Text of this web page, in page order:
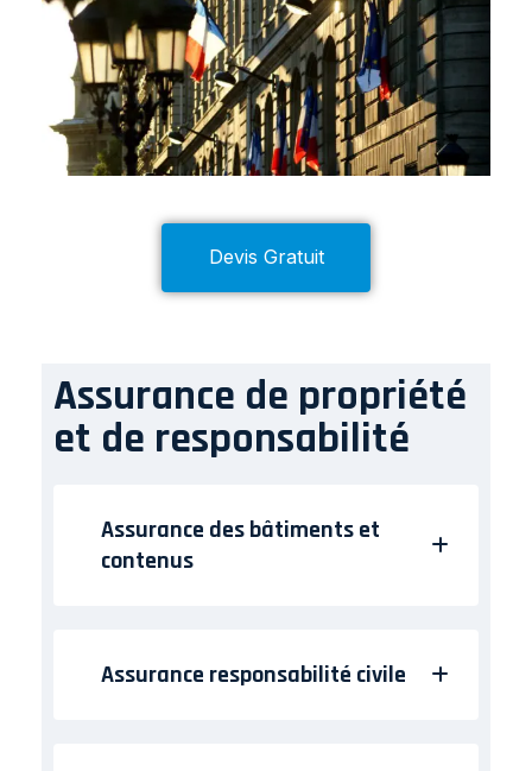
Devis Gratuit
Assurance de propriété
et de responsabilité
Assurance des bâtiments et
contenus
Assurance responsabilité civile